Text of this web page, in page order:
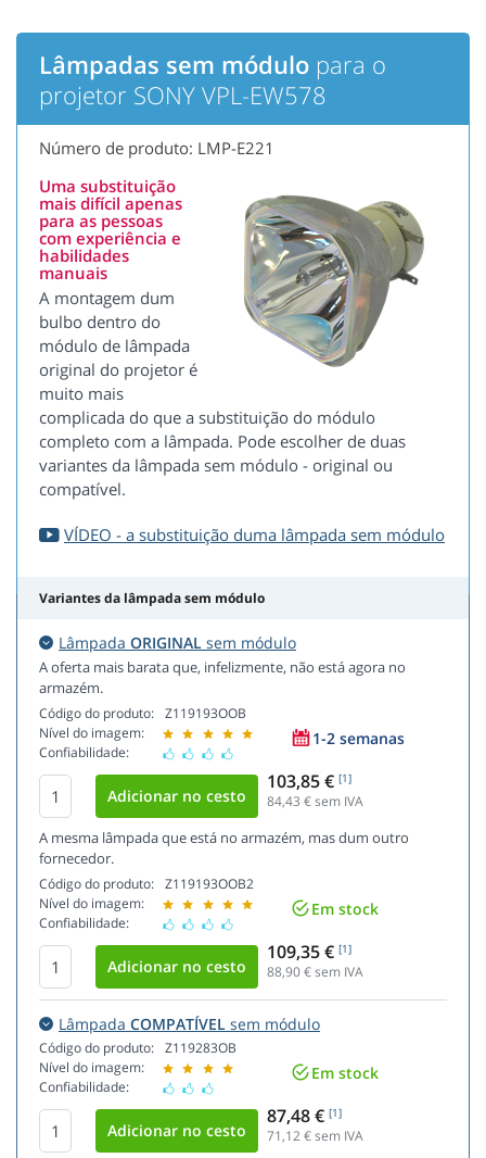
Lâmpadas sem módulo para o
projetor SONY VPL-EW578
Número de produto: LMP-E221
Uma substituição
mais difícil apenas
para as pessoas
com experiência e
habilidades
manuais
A montagem dum
bulbo dentro do
módulo de lâmpada
original do projetor é
muito mais
complicada do que a substituição do módulo
completo com a lâmpada. Pode escolher de duas
variantes da lâmpada sem módulo - original ou
compatível.
VÍDEO - a substituição duma lâmpada sem módulo
Variantes da lâmpada sem módulo
Lâmpada ORIGINAL sem módulo
A oferta mais barata que, infelizmente, não está agora no
armazém.
Código do produto:
Nível do imagem:
Confiabilidade:
Z119193OOB
1-2 semanas
103,85 € [1]
84,43 € sem IVA
A mesma lâmpada que está no armazém, mas dum outro
fornecedor.
Código do produto:
Nível do imagem:
Confiabilidade:
Z119193OOB2
Em stock
109,35 € [1]
88,90€ sem IVA
Lâmpada COMPATÍVEL sem módulo
Código do produto:
Nível do imagem:
Confiabilidade:
Z119283OB
Em stock
87,48 € [1]
71,12€ sem IVA